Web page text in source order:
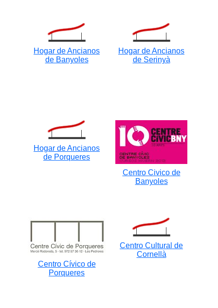
Hogar de Ancianos
de Banyoles
Hogar de Ancianos
de Serinyà
Hogar de Ancianos
de Porqueres
Centro Civico de
Banyoles
Centro Cívico de
Porqueres
Centro Cultural de
Cornellà